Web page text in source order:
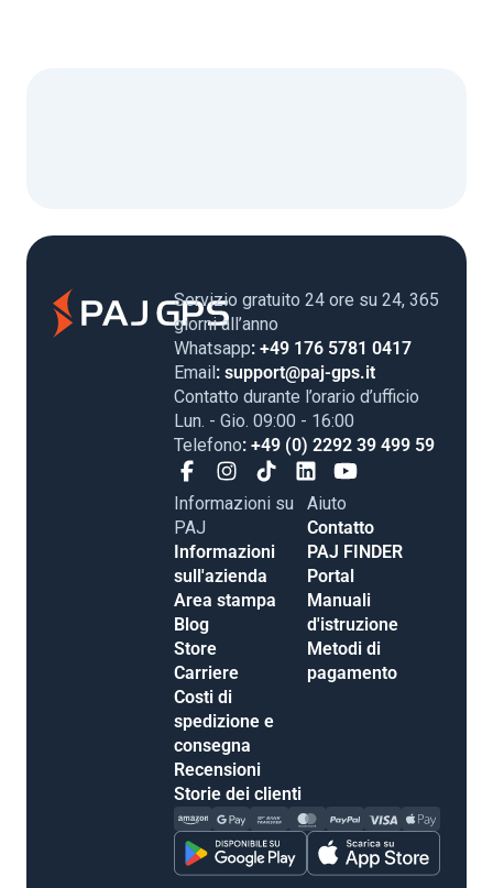
Servizio gratuito 24 ore su 24, 365
giorni all’anno
Whatsapp: +49 176 5781 0417
Email : support@paj-gps.it
Contatto durante l’orario d’ufficio
Lun. - Gio. 09:00 - 16:00
Telefono: +49 (0) 2292 39 499 59
Informazioni su
PAJ
Informazioni
sull'azienda
Area stampa
Blog
Store
Carriere
Costi di
spedizione e
consegna
Recensioni
Storie dei clienti
Aiuto
Contatto
PAJ FINDER
Portal
Manuali
d'istruzione
Metodi di
pagamento